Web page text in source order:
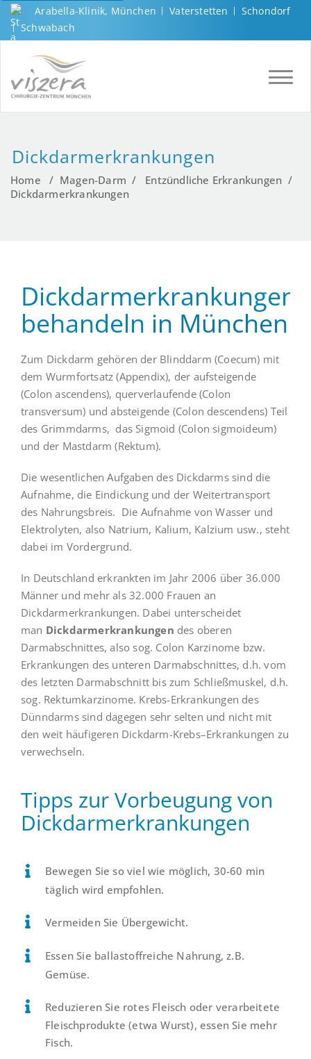
Arabella-Klinik, München Vaterstetten
Schondorf
Schwabach
Dickdarmerkrankungen
Home / Magen-Darm / Entzündliche Erkrankungen /
Dickdarmerkrankungen
Dickdarmerkrankungen
behandeln in München
Zum Dickdarm gehören der Blinddarm (Coecum) mit
dem Wurmfortsatz (Appendix), der aufsteigende
(Colon ascendens), querverlaufende (Colon
transversum) und absteigende (Colon descendens) Teil
des Grimmdarms, das Sigmoid (Colon sigmoideum)
und der Mastdarm (Rektum).
Die wesentlichen Aufgaben des Dickdarms sind die
Aufnahme, die Eindickung und der Weitertransport
des Nahrungsbreis. Die Aufnahme von Wasser und
Elektrolyten, also Natrium, Kalium, Kalzium usw., steht
dabei im Vordergrund.
In Deutschland erkrankten im Jahr 2006 über 36.000
Männer und mehr als 32.000 Frauen an
Dickdarmerkrankungen. Dabei unterscheidet
man Dickdarmerkrankungen des oberen
Darmabschnittes, also sog. Colon Karzinome bzw.
Erkrankungen des unteren Darmabschnittes, d.h. vom
des letzten Darmabschnitt bis zum Schließmuskel, d.h.
sog. Rektumkarzinome. Krebs-Erkrankungen des
Dünndarms sind dagegen sehr selten und nicht mit
den weit häufigeren Dickdarm-Krebs–Erkrankungen zu
verwechseln.
Tipps zur Vorbeugung von
Dickdarmerkrankungen
Bewegen Sie so viel wie möglich, 30-60 min
täglich wird empfohlen.
Vermeiden Sie Übergewicht.
Essen Sie ballastoffreiche Nahrung, z.B.
Gemüse.
Reduzieren Sie rotes Fleisch oder verarbeitete
Fleischprodukte (etwa Wurst), essen Sie mehr
Fisch.